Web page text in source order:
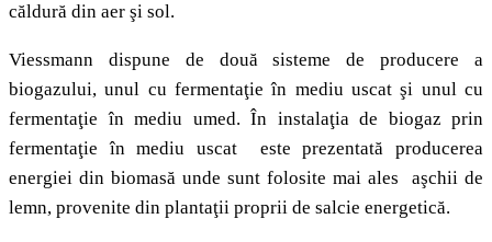
căldură din aer şi sol.
Viessmann dispune de două sisteme de producere a
biogazului, unul cu fermentaţie în mediu uscat şi unul cu
fermentaţie în mediu umed. În instalaţia de biogaz prin
fermentaţie în mediu uscat este prezentată producerea
energiei din biomasă unde sunt folosite mai ales aşchii de
lemn, provenite din plantaţii proprii de salcie energetică.